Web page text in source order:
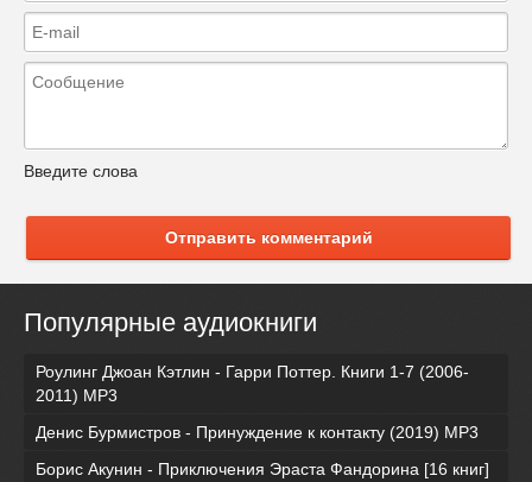
Введите слова
Отправить комментарий
Популярные аудиокниги
Роулинг Джоан Кэтлин - Гарри Поттер. Книги 1-7 (2006-
2011) MP3
Денис Бурмистров - Принуждение к контакту (2019) MP3
Борис Акунин - Приключения Эраста Фандорина [16 книг]